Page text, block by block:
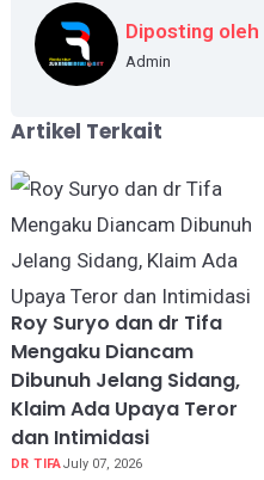
Diposting oleh
Admin
Artikel Terkait
Roy Suryo dan dr Tifa
Mengaku Diancam
Dibunuh Jelang Sidang,
Klaim Ada Upaya Teror
dan Intimidasi
DR TIFAJuly 07, 2026